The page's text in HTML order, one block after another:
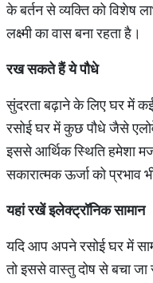
के बर्तन से व्यक्ति को विशेष
लक्ष्मी का वास बना रहता है।
रख सकते हैं ये पौधे
सुंदरता बढ़ाने के लिए घर में
रसोई घर में कुछ पौधे जैसे
इससे आर्थिक स्थिति हमेशा
सकारात्मक ऊर्जा को प्रभाव
यहां रखें इलेक्ट्रॉनिक सामान
यदि आप अपने रसोई घर में
तो इससे वास्तु दोष से बचा